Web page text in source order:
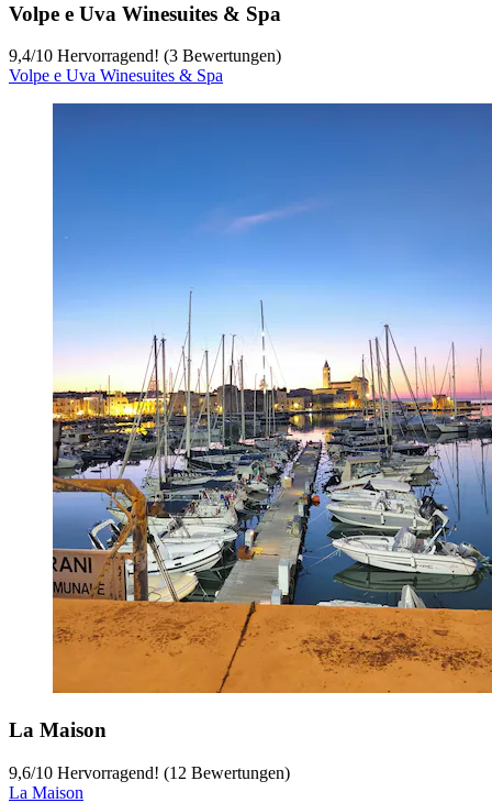
Volpe e Uva Winesuites & Spa
9,4/10 Hervorragend! (3 Bewertungen)
Volpe e Uva Winesuites & Spa
La Maison
9,6/10 Hervorragend! (12 Bewertungen)
La Maison